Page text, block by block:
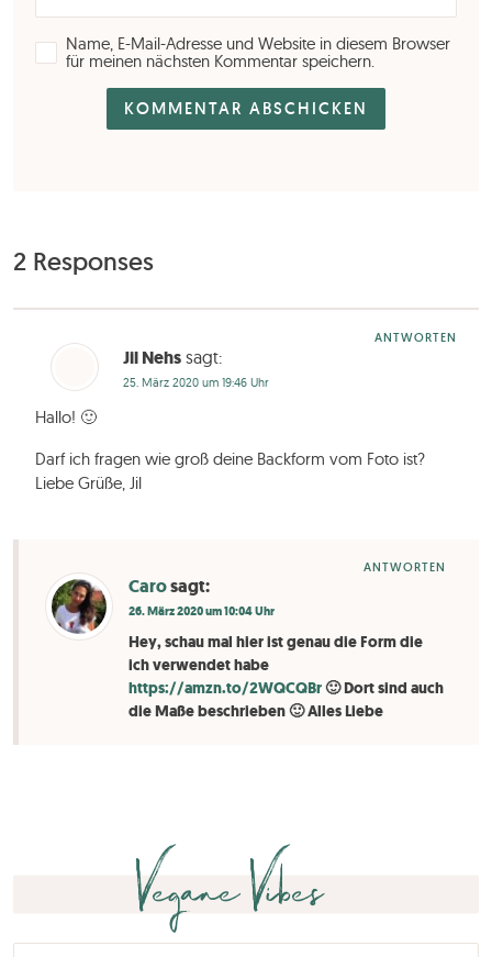
2 Responses
Jil Nehs sagt:
25. März 2020 um 19:46 Uhr
Hallo! 🙂
Darf ich fragen wie groß deine Backform vom Foto ist?
Liebe Grüße, Jil
ANTWORTEN
Carosagt:
26. März 2020 um 10:04 Uhr
Hey, schau mal hier ist genau die Form die
ich verwendet habe
https://amzn.to/2WQCQBr🙂 Dort sind auch
die Maße beschrieben 🙂 Alles Liebe
ANTWORTEN
Name, E-Mail-Adresse und Website in diesem Browser
für meinen nächsten Kommentar speichern.
Vegane Vibes